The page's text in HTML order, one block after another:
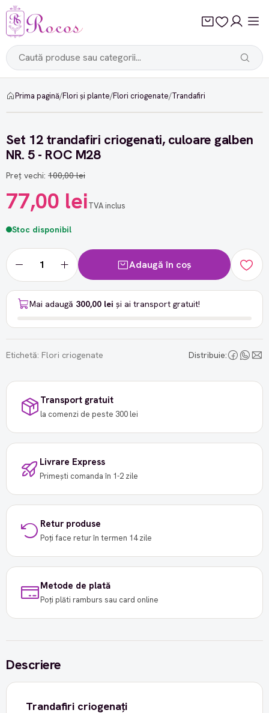
Prima pagină/Flori și plante/Flori criogenate/Trandafiri
-23%
Set 12 trandafiri criogenati, culoare galben
NR. 5 - ROC M28
Preț vechi: 100,00 lei
77,00 leiTVA inclus
Stoc disponibil
Adaugă în coș
Mai adaugă 300,00 lei și ai transport gratuit!
Etichetă: Flori criogenate Distribuie:
Transport gratuit
la comenzi de peste 300 lei
Livrare Express
Primești comanda în 1-2 zile
Retur produse
Poți face retur în termen 14 zile
Metode de plată
Poți plăti ramburs sau card online
Descriere
Trandafiri criogenați